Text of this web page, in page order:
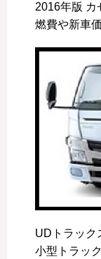
2016年版 カ
燃費や新車
UDトラック
小型トラッ